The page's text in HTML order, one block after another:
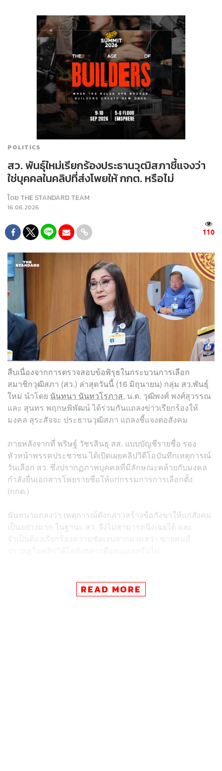
POLITICS
สว. พันธุ์ใหม่เรียกร้องประธานวุฒิสภาชี้แจงว่า
ใช่บุคคลในคลิปที่ส่งโพยให้ กกต. หรือไม่
โดย THE STANDARD TEAM
16.06.2026
110
สืบเนื่องจากการตรวจสอบข้อพิรุธในกระบวนการเลือก
สมาชิกวุฒิสภา (สว.) ล่าสุดวันนี้ (16 มิถุนายน) กลุ่ม สว.พันธุ์
ใหม่ นำโดย นันทนา นันทวโรภาส, น.ต. วุฒิพงศ์ พงศ์สุวรรณ
และ สุนทร พฤกษพิพัฒน์ ได้ร่วมกันแถลงข่าวเรียกร้องให้
มงคล สุระสัจจะ ประธานวุฒิสภา แถลงชี้แจงต่อสังคม
ภายหลังจากที่ พริษฐ์ วัชรสินธุ สส. แบบบัญชีรายชื่อ รอง
หัวหน้าพรรคประชาชน ได้เปิดเผยคลิปวิดีโอบันทึกเหตุการณ์
วันเลือก สว. ซึ่งปรากฏภาพบุคคลที่มีลักษณะคล้ายกับมงคล
กำลังยื่นเอกสารโพยรายชื่อให้แก่กรรมการการเลือกตั้ง
(กกต.)
นันทนาแถลงว่า เหตุการณ์ดังกล่าวสร้างข้อกังขาให้แก่สังคม
เป็นอย่างมาก ในฐานะ สว. จึงไม่สามารถนิ่งเฉยได้ และ
จำเป็นต้องเรียกร้องความชัดเจนจากมงคลว่า ชายคนที่
ฝ่ายนิติบัญญัติ การออกมาสื่อสารชี้แจงความจริงเกี่ยวกับ
เหตุการณ์การเลือกตั้ง สว. ที่อิมแพ็ค เมืองทองธานี เมื่อวันที่
READ MORE